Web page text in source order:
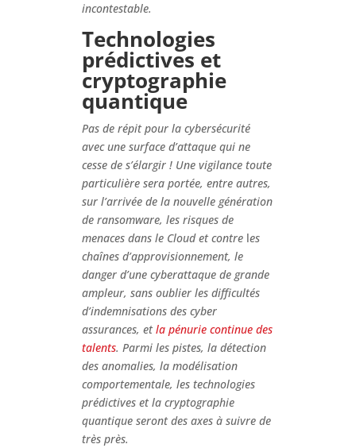
incontestable.
Technologies
prédictives et
cryptographie
quantique
Pas de répit pour la cybersécurité
avec une surface d’attaque qui ne
cesse de s’élargir ! Une vigilance toute
particulière sera portée, entre autres,
sur l’arrivée de la nouvelle génération
de ransomware, les risques de
menaces dans le Cloud et contre les
chaînes d’approvisionnement, le
danger d’une cyberattaque de grande
ampleur, sans oublier les difficultés
d’indemnisations des cyber
assurances, etla pénurie continue des
talents. Parmi les pistes, la détection
des anomalies, la modélisation
comportementale, les technologies
prédictives et la cryptographie
quantique seront des axes à suivre de
très près.